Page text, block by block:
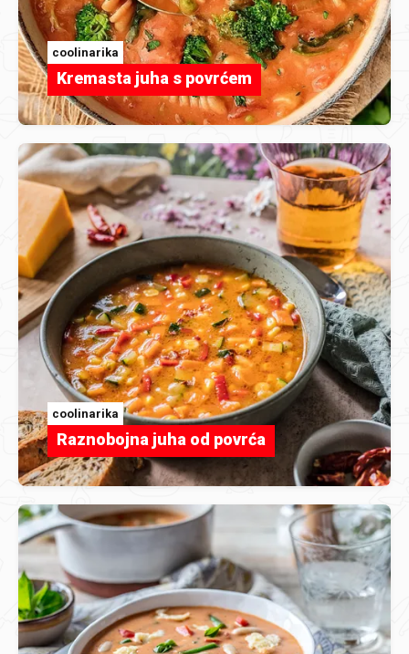
coolinarika
Kremasta juha s povrćem
coolinarika
Raznobojna juha od povrća